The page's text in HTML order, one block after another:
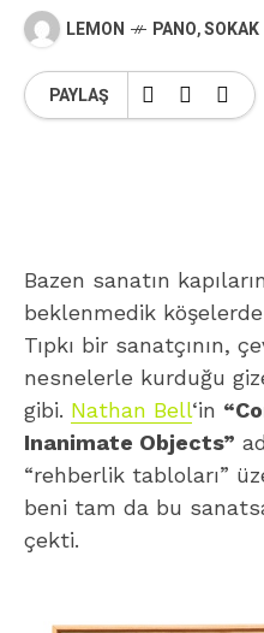
LEMON PANO,SOKAK
PAYLAŞ
Bazen sanatın
beklenmedik
Tıpkı bir sanatçının,
nesnelerle kurduğu
gibi. Nathan Bell‘in
Inanimate Objects”
“rehberlik tabloları”
beni tam da bu
çekti.